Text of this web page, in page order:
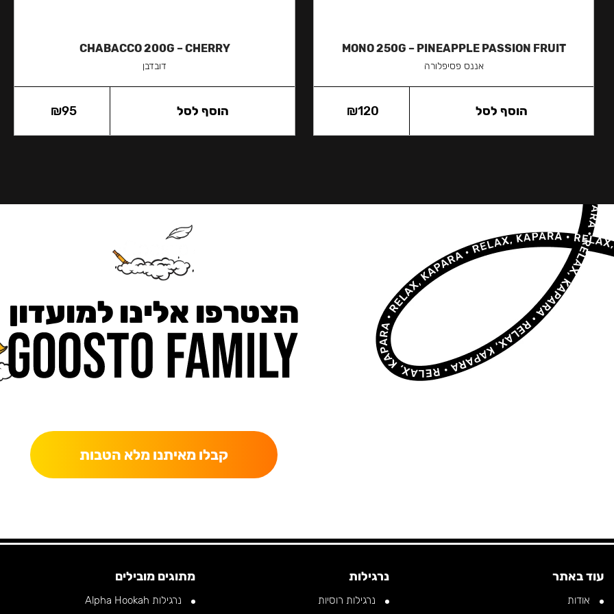
MONO 250G – PINEAPPLE PASSION FRUIT
אננס פסיפלורה
₪120 הוסף לסל
CHABACCO 200G – CHERRY
דובדבן
₪95 הוסף לסל
הצטרפו אלינו למועדון
קבלו מאיתנו מלא הטבות
KAPARA •RELAX, KAPARA •RELAX, KAPARA •RELAX, KAPARA •RELAX, KAPARA •RELAX, KAPARA •